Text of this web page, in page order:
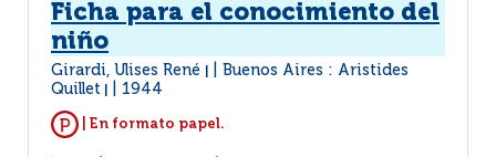
Ficha para el conocimiento del
niño
Girardi, Ulises René
Buenos Aires : Aristides
Quillet
1944
| En formato papel.